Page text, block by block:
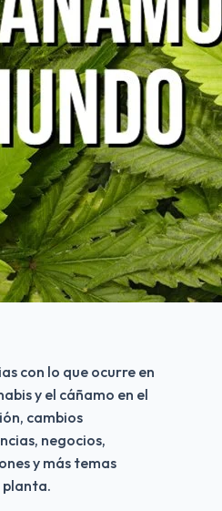
con lo que ocurre en
y el cáñamo en el
cambios
negocios,
y más temas
planta.